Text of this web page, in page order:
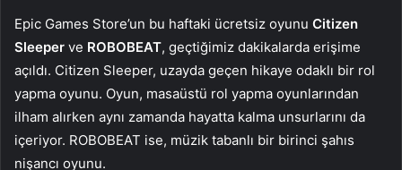
Epic Games Store’un bu haftaki ücretsiz oyunu Citizen
Sleeper ve ROBOBEAT, geçtiğimiz dakikalarda erişime
açıldı. Citizen Sleeper, uzayda geçen hikaye odaklı bir rol
yapma oyunu. Oyun, masaüstü rol yapma oyunlarından
ilham alırken aynı zamanda hayatta kalma unsurlarını da
içeriyor. ROBOBEAT ise, müzik tabanlı bir birinci şahıs
nişancı oyunu.